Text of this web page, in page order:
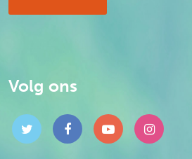
Volg ons